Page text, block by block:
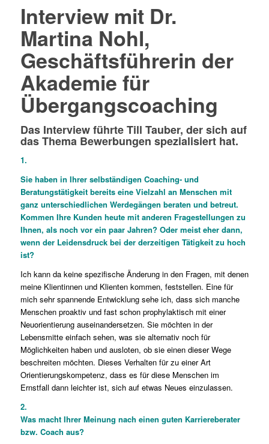
Interview mit Dr.
Martina Nohl,
Geschäftsführerin der
Akademie für
Übergangscoaching
Das Interview führte Till Tauber, der sich auf
das Thema Bewerbungen spezialisiert hat.
1.
Sie haben in Ihrer selbständigen Coaching- und
Beratungstätigkeit bereits eine Vielzahl an Menschen mit
ganz unterschiedlichen Werdegängen beraten und betreut.
Kommen Ihre Kunden heute mit anderen Fragestellungen zu
Ihnen, als noch vor ein paar Jahren? Oder meist eher dann,
wenn der Leidensdruck bei der derzeitigen Tätigkeit zu hoch
ist?
Ich kann da keine spezifische Änderung in den Fragen, mit denen
meine Klientinnen und Klienten kommen, feststellen. Eine für
mich sehr spannende Entwicklung sehe ich, dass sich manche
Menschen proaktiv und fast schon prophylaktisch mit einer
Neuorientierung auseinandersetzen. Sie möchten in der
Lebensmitte einfach sehen, was sie alternativ noch für
Möglichkeiten haben und ausloten, ob sie einen dieser Wege
beschreiten möchten. Dieses Verhalten für zu einer Art
Orientierungskompetenz, dass es für diese Menschen im
Ernstfall dann leichter ist, sich auf etwas Neues einzulassen.
2.
Was macht Ihrer Meinung nach einen guten Karriereberater
bzw. Coach aus?